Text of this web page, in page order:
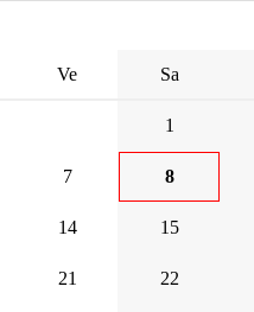
Ve Sa
1
7 8
14 15
21 22